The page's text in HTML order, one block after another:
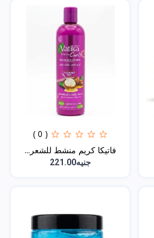
( 0 )
فاتيكا كريم منشط للشعر...
جنيه221.00